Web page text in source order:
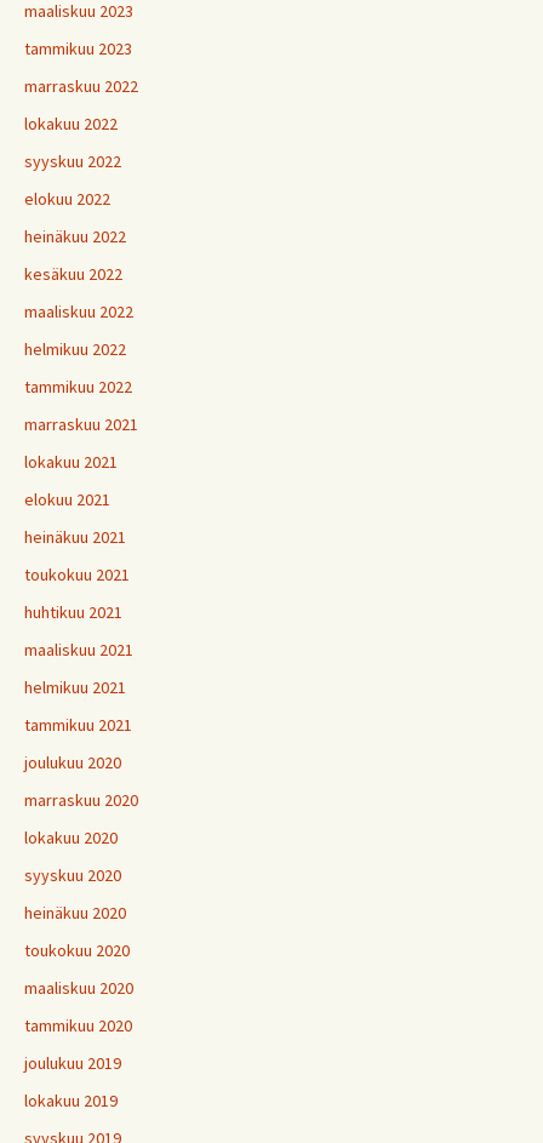
maaliskuu 2023
tammikuu 2023
marraskuu 2022
lokakuu 2022
syyskuu 2022
elokuu 2022
heinäkuu 2022
kesäkuu 2022
maaliskuu 2022
helmikuu 2022
tammikuu 2022
marraskuu 2021
lokakuu 2021
elokuu 2021
heinäkuu 2021
toukokuu 2021
huhtikuu 2021
maaliskuu 2021
helmikuu 2021
tammikuu 2021
joulukuu 2020
marraskuu 2020
lokakuu 2020
syyskuu 2020
heinäkuu 2020
toukokuu 2020
maaliskuu 2020
tammikuu 2020
joulukuu 2019
lokakuu 2019
syyskuu 2019